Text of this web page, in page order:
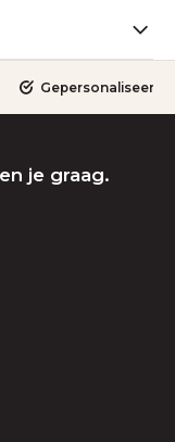
Gepersonaliseerde
je graag.